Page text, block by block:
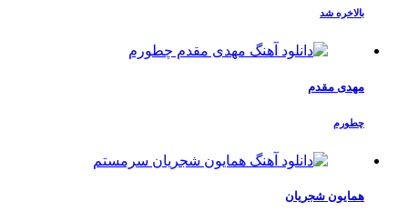
بالاخره شد
مهدی مقدم
چطورم
همایون شجریان